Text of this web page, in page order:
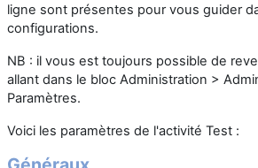
ligne sont présentes pour vous guider
configurations.
NB : il vous est toujours possible de
allant dans le bloc Administration >
Paramètres.
Voici les paramètres de l'activité Test :